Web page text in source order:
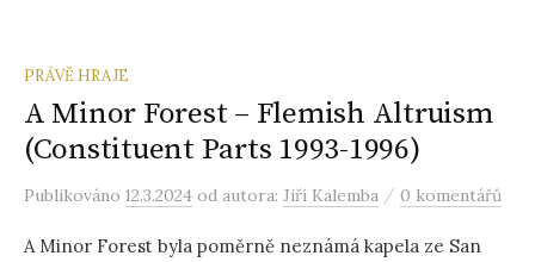
PRÁVĚ HRAJE
A Minor Forest – Flemish Altruism
(Constituent Parts 1993-1996)
Publikováno 12.3.2024 od autora: Jiří Kalemba / 0 komentářů
A Minor Forest byla poměrně neznámá kapela ze San